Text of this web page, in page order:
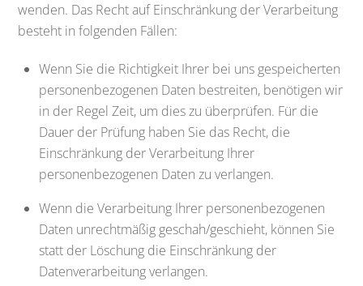
wenden. Das Recht auf Einschränkung der Verarbeitung
besteht in folgenden Fällen:
Wenn Sie die Richtigkeit Ihrer bei uns gespeicherten
personenbezogenen Daten bestreiten, benötigen wir
in der Regel Zeit, um dies zu überprüfen. Für die
Dauer der Prüfung haben Sie das Recht, die
Einschränkung der Verarbeitung Ihrer
personenbezogenen Daten zu verlangen.
Wenn die Verarbeitung Ihrer personenbezogenen
Daten unrechtmäßig geschah/geschieht, können Sie
statt der Löschung die Einschränkung der
Datenverarbeitung verlangen.